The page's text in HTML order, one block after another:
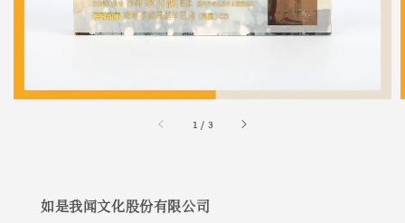
1 / 3
如是我闻文化股份有限公司